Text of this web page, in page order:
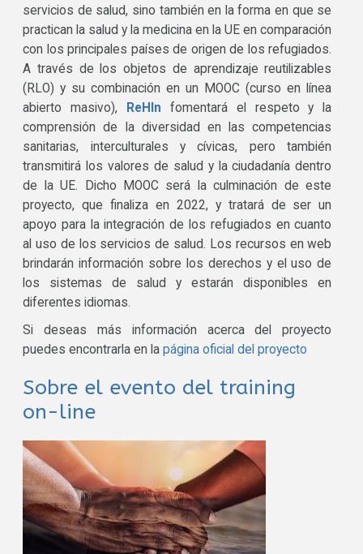
servicios de salud, sino también en la forma en que se
practican la salud y la medicina en la UE en comparación
con los principales países de origen de los refugiados.
A través de los objetos de aprendizaje reutilizables
(RLO) y su combinación en un MOOC (curso en línea
abierto masivo),
ReHIn
fomentará el respeto y la
comprensión de la diversidad en las competencias
sanitarias, interculturales y cívicas, pero también
transmitirá los valores de salud y la ciudadanía dentro
de la UE. Dicho MOOC será la culminación de este
proyecto, que finaliza en 2022, y tratará de ser un
apoyo para la integración de los refugiados en cuanto
al uso de los servicios de salud. Los recursos en web
brindarán información sobre los derechos y el uso de
los sistemas de salud y estarán disponibles en
diferentes idiomas.
Si deseas más información acerca del proyecto
puedes encontrarla en lapágina oficial del proyecto
Sobre el evento del training
on-line